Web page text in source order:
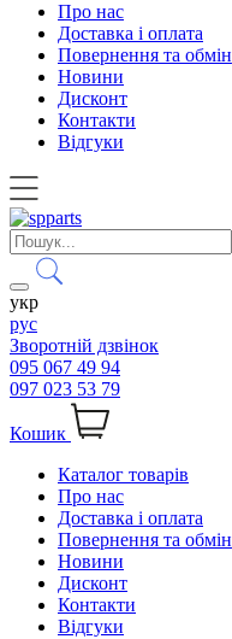
Про нас
Доставка і оплата
Повернення та обмін
Новини
Дисконт
Контакти
Відгуки
укр
рус
Зворотній дзвінок
095 067 49 94
097 023 53 79
Кошик
Каталог товарів
Про нас
Доставка і оплата
Повернення та обмін
Новини
Дисконт
Контакти
Відгуки